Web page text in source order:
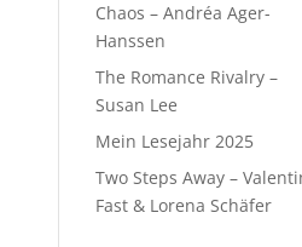
Chaos – Andréa Ager-
Hanssen
The Romance Rivalry –
Susan Lee
Mein Lesejahr 2025
Two Steps Away –
Fast & Lorena Schäfer